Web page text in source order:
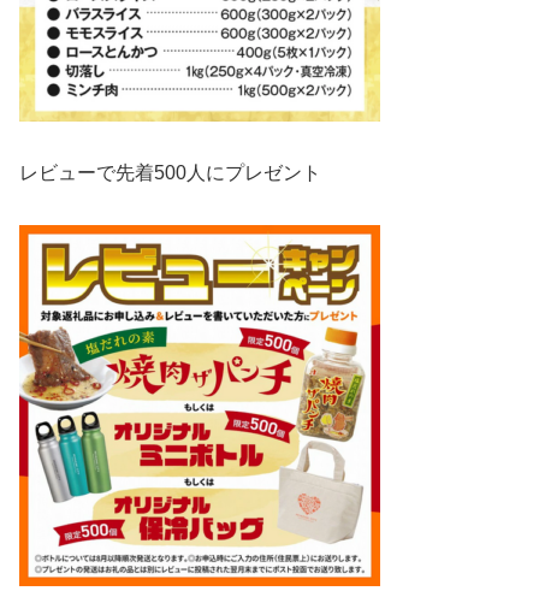
レビューで先着500人にプレゼント